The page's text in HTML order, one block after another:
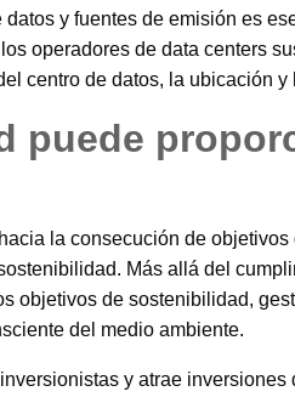
y fuentes de emisión es
operadores de data centers
centro de datos, la ubicación
puede
la consecución de
Más allá del
objetivos de sostenibilidad,
del medio ambiente.
y atrae inversiones